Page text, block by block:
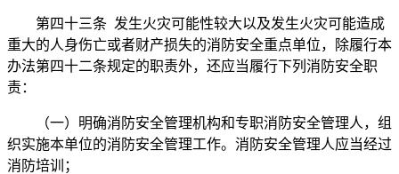
第四十三条 发生火灾可能性较大以及发生火灾可能造成
重大的人身伤亡或者财产损失的消防安全重点单位，除履行本
办法第四十二条规定的职责外，还应当履行下列消防安全职
责：
（一）明确消防安全管理机构和专职消防安全管理人，组
织实施本单位的消防安全管理工作。消防安全管理人应当经过
消防培训；